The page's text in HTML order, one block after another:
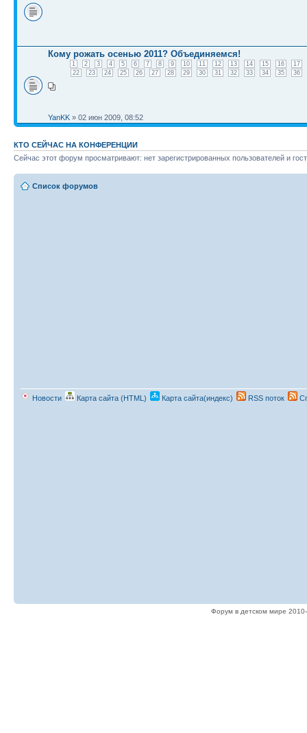
Кому рожать осенью 2011? Объединяемся!
1 2 3 4 5 6 7 8 9 10 11 12 13 14 15 16
17
22
23 24 25 26 27 28 29 30 31 32 33 34 35 36
YanKK » 02 июн 2009, 08:52
КТО СЕЙЧАС НА КОНФЕРЕНЦИИ
Сейчас этот форум просматривают: нет зарегистрированных пользователей и
Список форумов
Новости Карта сайта (HTML) Карта сайта(индекс) RSS поток
Форум в детском мире